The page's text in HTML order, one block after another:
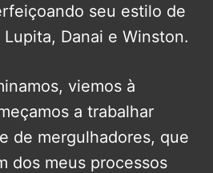
seu estilo de
Danai e Winston.
viemos à
a trabalhar
de mergulhadores, que
dos meus processos